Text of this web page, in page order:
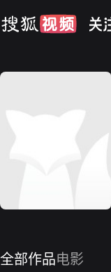
全部作品电影